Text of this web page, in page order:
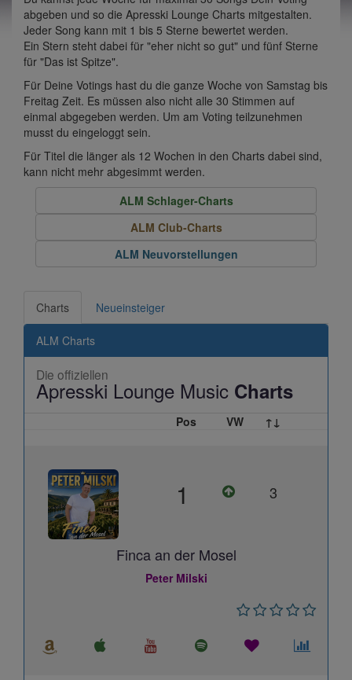
abgeben und so die Apresski Lounge Charts mitgestalten.
Jeder Song kann mit 1 bis 5 Sterne bewertet werden.
Ein Stern steht dabei für "eher nicht so gut" und fünf Sterne
für "Das ist Spitze".
Für Deine Votings hast du die ganze Woche von Samstag bis
Freitag Zeit. Es müssen also nicht alle 30 Stimmen auf
einmal abgegeben werden. Um am Voting teilzunehmen
musst du eingeloggt sein.
Für Titel die länger als 12 Wochen in den Charts dabei sind,
kann nicht mehr abgesimmt werden.
ALM Schlager-Charts
ALM Club-Charts
ALM Neuvorstellungen
Charts Neueinsteiger
ALM Charts
Die offiziellen
Apresski Lounge Music Charts
Pos VW ↑↓
1 3
Finca an der Mosel
Peter Milski